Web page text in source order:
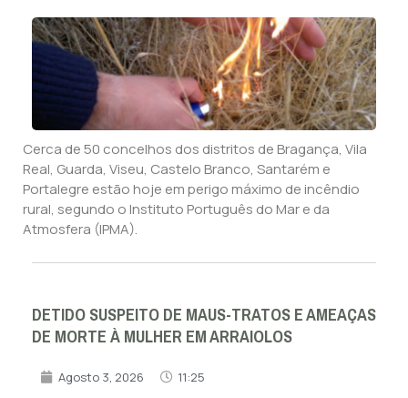
Cerca de 50 concelhos dos distritos de Bragança, Vila
Real, Guarda, Viseu, Castelo Branco, Santarém e
Portalegre estão hoje em perigo máximo de incêndio
rural, segundo o Instituto Português do Mar e da
Atmosfera (IPMA).
DETIDO SUSPEITO DE MAUS-TRATOS E AMEAÇAS
DE MORTE À MULHER EM ARRAIOLOS
Agosto 3, 2026 11:25